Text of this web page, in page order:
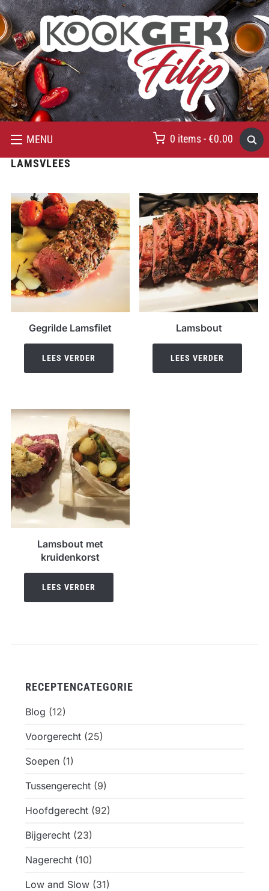
MENU 0 items - €0.00
LAMSVLEES
Gegrilde Lamsfilet
LEES VERDER
Lamsbout
LEES VERDER
Lamsbout met
kruidenkorst
LEES VERDER
RECEPTENCATEGORIE
Blog (12)
Voorgerecht(25)
Soepen(1)
Tussengerecht(9)
Hoofdgerecht(92)
Bijgerecht(23)
Nagerecht(10)
Low and Slow(31)